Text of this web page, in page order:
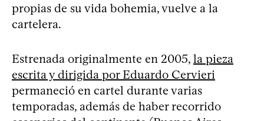
propias de su vida bohemia, vuelve a la
cartelera.
Estrenada originalmente en 2005, la pieza
escrita y dirigida por Eduardo Cervieri
permaneció en cartel durante varias
temporadas, además de haber recorrido